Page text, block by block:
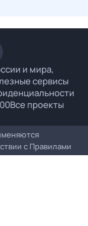
и мира,
сервисы
Все проекты
с Правилами